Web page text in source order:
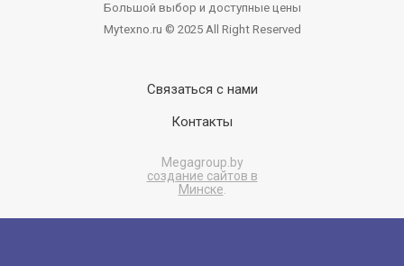
Большой выбор и доступные цены
Mytexno.ru © 2025 All Right Reserved
Связаться с нами
Контакты
Megagroup.by
создание сайтов в
Минске